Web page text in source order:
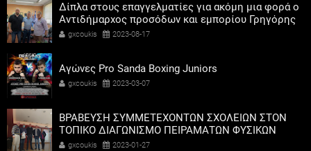
Δίπλα στους επαγγελματίες για ακόμη μια φορά ο
Αντιδήμαρχος προσόδων και εμπορίου Γρηγόρης
Καψοκόλης
gxcoukis 2023-08-17
Αγώνες Pro Sanda Boxing Juniors
gxcoukis 2023-03-07
ΒΡΑΒΕΥΣΗ ΣΥΜΜΕΤΕΧΟΝΤΩΝ ΣΧΟΛΕΙΩΝ ΣΤΟΝ
ΤΟΠΙΚΟ ΔΙΑΓΩΝΙΣΜΟ ΠΕΙΡΑΜΑΤΩΝ ΦΥΣΙΚΩΝ
ΕΠΙΣΤΗΜΩΝ
gxcoukis 2023-01-27